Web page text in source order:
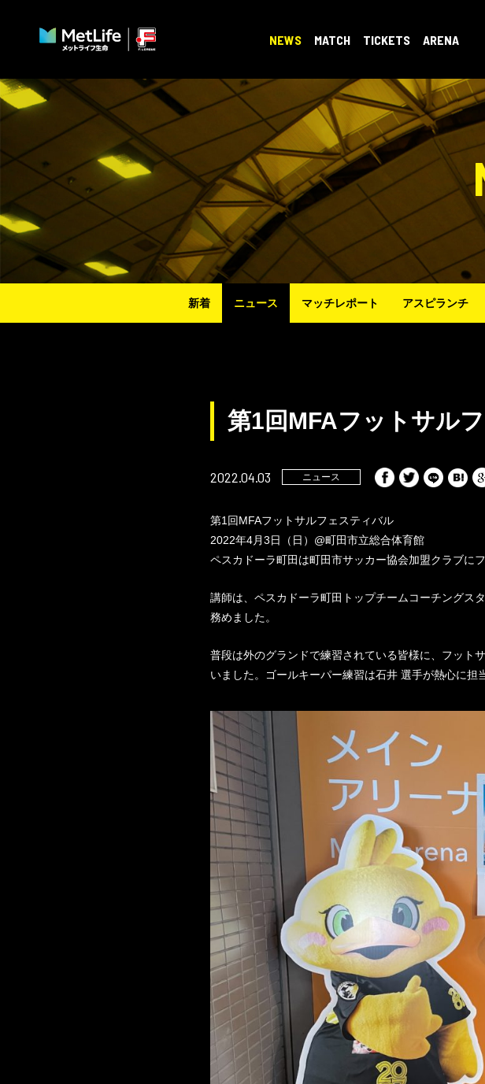
NEWS MATCH TICKETS ARENA
新着 ニュース マッチレポート アスピランチ
第1回MFAフットサル
2022.04.03 ニュース
第1回MFAフットサルフェスティバル
2022年4月3日（日）@町田市立総合体育館
ペスカドーラ町田は町田市サッカー協会加盟クラブに
講師は、ペスカドーラ町田トップチームコーチングス
務めました。
普段は外のグランドで練習されている皆様に、フット
いました。ゴールキーパー練習は石井 選手が熱心に担